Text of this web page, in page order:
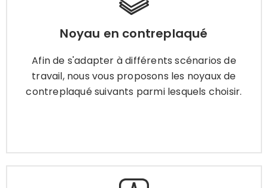
Noyau en contreplaqué
Afin de s'adapter à différents scénarios de
travail, nous vous proposons les noyaux de
contreplaqué suivants parmi lesquels choisir.
Noyau en contreplaqué
Afin de s'adapter à différents scénarios de
contreplaqué suivants parmi lesquels choisir.